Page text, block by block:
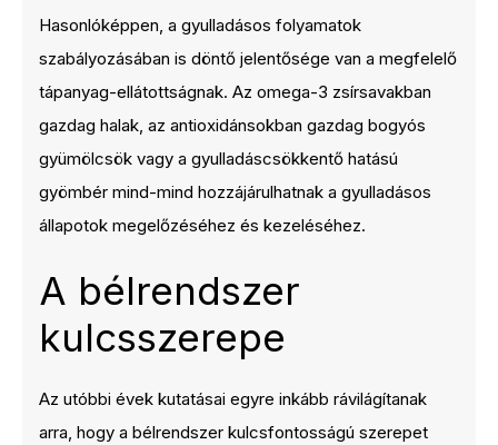
Hasonlóképpen, a gyulladásos folyamatok
szabályozásában is döntő jelentősége van a megfelelő
tápanyag-ellátottságnak. Az omega-3 zsírsavakban
gazdag halak, az antioxidánsokban gazdag bogyós
gyümölcsök vagy a gyulladáscsökkentő hatású
gyömbér mind-mind hozzájárulhatnak a gyulladásos
állapotok megelőzéséhez és kezeléséhez.
A bélrendszer
kulcsszerepe
Az utóbbi évek kutatásai egyre inkább rávilágítanak
arra, hogy a bélrendszer kulcsfontosságú szerepet